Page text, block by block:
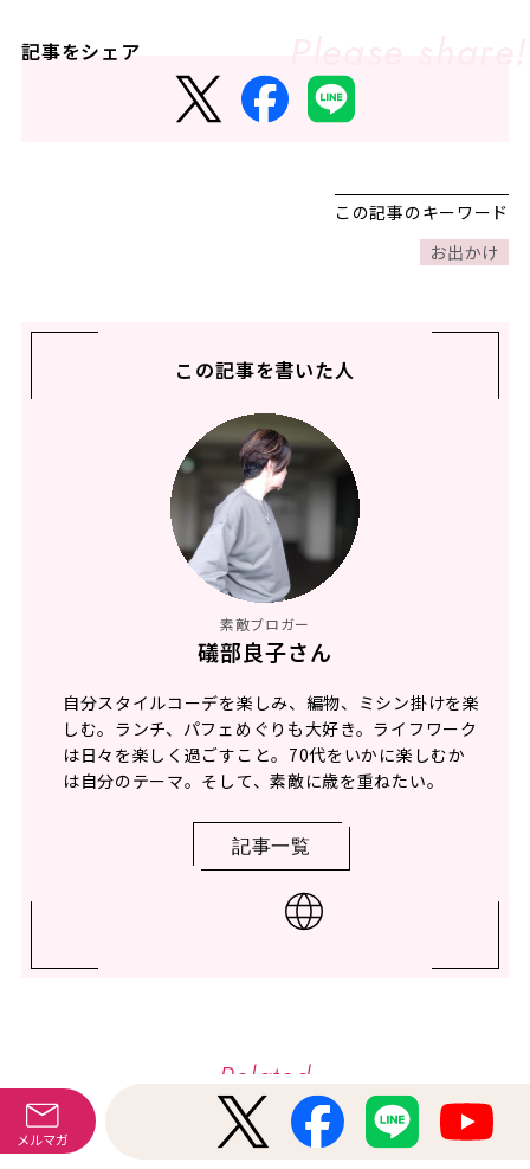
記事をシェア
この記事のキーワード
お出かけ
この記事を書いた人
素敵ブロガー
礒部良子さん
自分スタイルコーデを楽しみ、編物、ミシン掛けを楽
しむ。ランチ、パフェめぐりも大好き。ライフワーク
は日々を楽しく過ごすこと。70代をいかに楽しむか
は自分のテーマ。そして、素敵に歳を重ねたい。
記事一覧
Related
関連記事
メルマガ